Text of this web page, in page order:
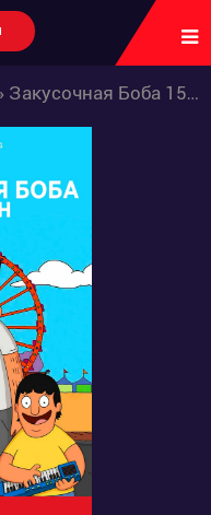
Закусочная Боба 15 сезон